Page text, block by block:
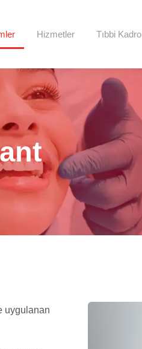
Hizmetler Tıbbi Kadro
uygulanan